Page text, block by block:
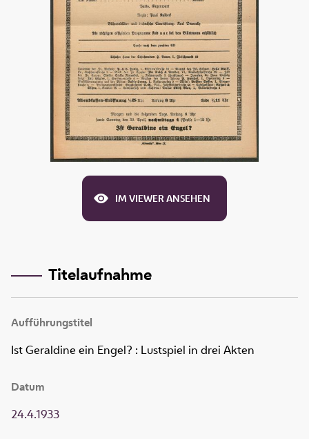
IM VIEWER ANSEHEN
Titelaufnahme
Aufführungstitel
Ist Geraldine ein Engel? : Lustspiel in drei Akten
Datum
24.4.1933